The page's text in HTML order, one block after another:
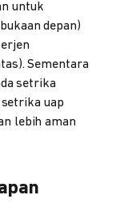
untuk
depan)
Sementara
setrika
uap
lebih aman